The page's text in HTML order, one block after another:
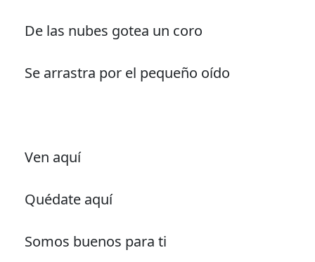
De las nubes gotea un coro
Se arrastra por el pequeño oído
Ven aquí
Quédate aquí
Somos buenos para ti